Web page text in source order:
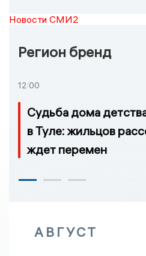
Новости СМИ2
Регион бренд
12:00
Судьба дома
в Туле: жильцов
ждет перемен
АВГУСТ